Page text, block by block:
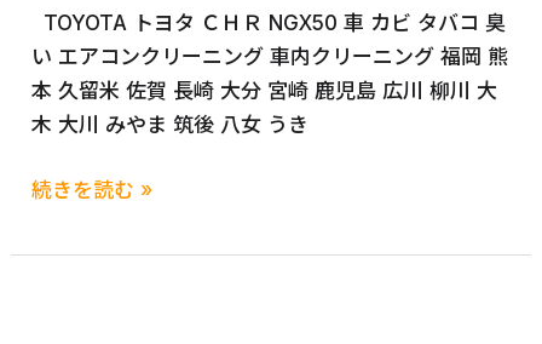
糟
屋
広
島
大
川
み
や
筑
八
女
広
川
後
や
ー
ニ
ン
グ
内
リ
TOYOTA トヨタ ＣＨＲ NGX50 車 カビ タバコ 臭
い エアコンクリーニング 車内クリーニング 福岡 熊
本 久留米 佐賀 長崎 大分 宮崎 鹿児島 広川 柳川 大
木 大川 みやま 筑後 八女 うき
TOYOTA
ヨ
続きを読む »